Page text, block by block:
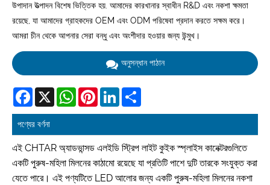
উপাদান উত্পাদন বিশেষ ভিত্তিক হয়. আমাদের কারখানার স্বাধীন R&D এবং নকশা ক্ষমতা
রয়েছে, যা আমাদের গ্রাহকদের OEM এবং ODM পরিষেবা প্রদান করতে সক্ষম করে।
আমরা চীন থেকে আপনার সেরা বন্ধু এবং অংশীদার হওয়ার জন্য উন্মুখ।
অনুসন্ধান পাঠান
Facebook
X WhatsAppPinterestLinkedIn
পণ্যের বর্ণনা
এই CHTAR অ্যাডভান্সড এলইডি স্ট্রিপ লাইট কুইক স্প্লাইস কানেক্টরগুলিতে
একটি পুরুষ-মহিলা মিলনের কাঠামো রয়েছে যা প্রতিটি পাশে দুটি তারকে সংযুক্ত করা
যেতে পারে। এই পণ্যটিতে LED আলোর জন্য একটি পুরুষ-মহিলা মিলনের নকশা